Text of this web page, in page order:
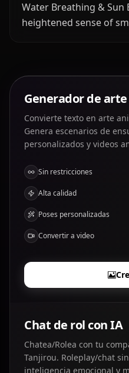
Water Breathing &
heightened sense of
Generador de
Convierte texto en arte
Genera escenarios de
personalizados y videos
Sin restricciones
Alta calidad
Poses personalizadas
Convertir a video
Chat de rol con IA
Chatea/Rolea con tu
Tanjirou. Roleplay/chat
inteligencia emocional y